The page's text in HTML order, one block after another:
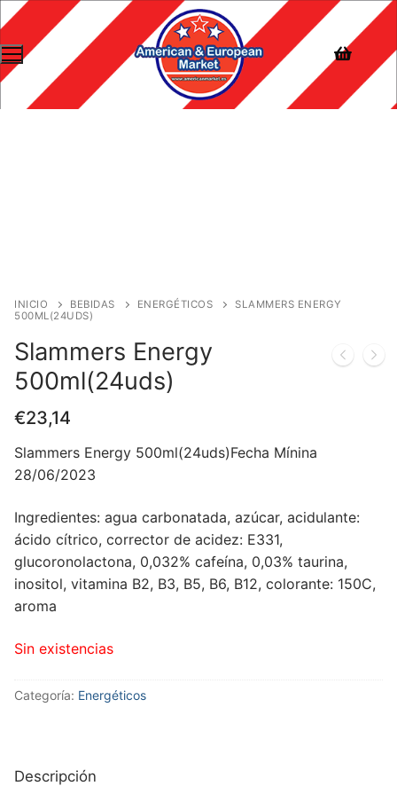
INICIO BEBIDAS ENERGÉTICOS
SLAMMERS ENERGY
500ML(24UDS)
Slammers Energy
500ml(24uds)
€23,14
Slammers Energy 500ml(24uds)Fecha Mínina
28/06/2023
Ingredientes: agua carbonatada, azúcar, acidulante:
ácido cítrico, corrector de acidez: E331,
glucoronolactona, 0,032% cafeína, 0,03% taurina,
inositol, vitamina B2, B3, B5, B6, B12, colorante: 150C,
aroma
Sin existencias
Categoría: Energéticos
Descripción